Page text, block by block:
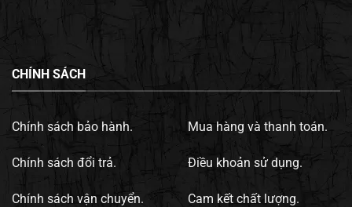
CHÍNH SÁCH
Chính sách bảo hành.
Chính sách đổi trả.
Chính sách vận chuyển.
Mua hàng và thanh toán.
Điều khoản sử dụng.
Cam kết chất lượng.